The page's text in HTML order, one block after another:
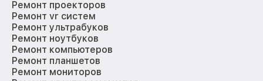
Ремонт проекторов
Ремонт vr систем
Ремонт ультрабуков
Ремонт ноутбуков
Ремонт компьютеров
Ремонт планшетов
Ремонт мониторов